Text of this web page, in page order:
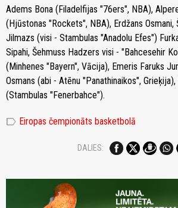
Adems Bona (Filadelfijas "76ers", NBA),
(Hjūstonas "Rockets", NBA), Erdžans Osmani,
Jilmazs (visi - Stambulas "Anadolu Efes")
Sipahi, Šehmuss Hadzers visi - "Bahcesehir
(Minhenes "Bayern", Vācija), Emeris Faruks
Osmans (abi - Atēnu "Panathinaikos",
(Stambulas "Fenerbahce").
label Eiropas čempionāts basketbolā
DALIES: